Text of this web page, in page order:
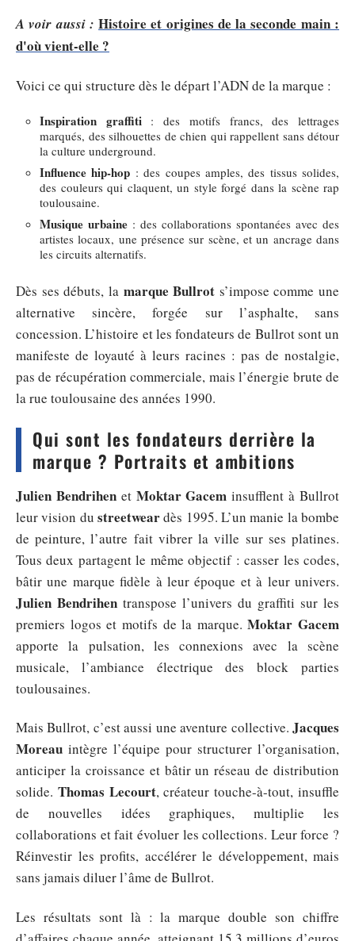
A voir aussi : Histoire et origines de la seconde main :
d'où vient-elle ?
Voici ce qui structure dès le départ l’ADN de la marque :
Inspiration graffiti: des motifs francs, des lettrages
marqués, des silhouettes de chien qui rappellent sans détour
la culture underground.
Influence hip-hop : des coupes amples, des tissus solides,
des couleurs qui claquent, un style forgé dans la scène rap
toulousaine.
Musique urbaine : des collaborations spontanées avec des
artistes locaux, une présence sur scène, et un ancrage dans
les circuits alternatifs.
Dès ses débuts, la marque Bullrot s’impose comme une
alternative sincère, forgée sur l’asphalte, sans
concession. L’histoire et les fondateurs de Bullrot sont un
manifeste de loyauté à leurs racines : pas de nostalgie,
pas de récupération commerciale, mais l’énergie brute de
la rue toulousaine des années 1990.
Qui sont les fondateurs derrière la
marque ? Portraits et ambitions
Julien Bendrihenet Moktar Gacem insufflent à Bullrot
leur vision du streetweardès 1995. L’un manie la bombe
de peinture, l’autre fait vibrer la ville sur ses platines.
Tous deux partagent le même objectif : casser les codes,
bâtir une marque fidèle à leur époque et à leur univers.
Julien Bendrihen transpose l’univers du graffiti sur les
premiers logos et motifs de la marque.Moktar Gacem
apporte la pulsation, les connexions avec la scène
musicale, l’ambiance électrique des block parties
toulousaines.
Mais Bullrot, c’est aussi une aventure collective. Jacques
Moreau intègre l’équipe pour structurer l’organisation,
anticiper la croissance et bâtir un réseau de distribution
solide. Thomas Lecourt, créateur touche-à-tout, insuffle
de nouvelles idées graphiques, multiplie les
collaborations et fait évoluer les collections. Leur force ?
Réinvestir les profits, accélérer le développement, mais
sans jamais diluer l’âme de Bullrot.
Les résultats sont là : la marque double son chiffre